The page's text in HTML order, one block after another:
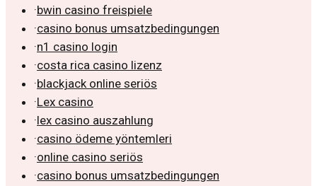
·bwin casino freispiele
·casino bonus umsatzbedingungen
·n1 casino login
·costa rica casino lizenz
·blackjack online seriös
·Lex casino
·lex casino auszahlung
·casino ödeme yöntemleri
·online casino seriös
·casino bonus umsatzbedingungen